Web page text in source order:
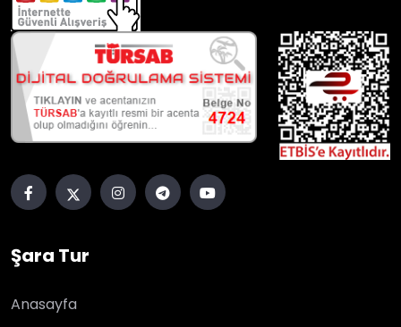
Şara Tur
Anasayfa